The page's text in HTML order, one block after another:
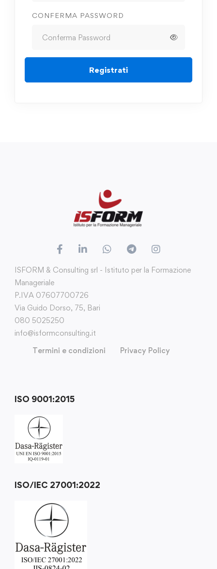
CONFERMA PASSWORD
Registrati
ISFORM & Consulting srl - Istituto per la Formazione
Manageriale
P.IVA 07607700726
Via Guido Dorso, 75, Bari
080 5025250
info@isformconsulting.it
Termini e condizioni
Privacy Policy
ISO 9001:2015
ISO/IEC 27001:2022